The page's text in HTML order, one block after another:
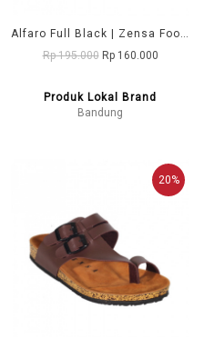
Alfaro Full Black | Zensa Footwear Sandal Jepit Pria Casual
Rp 195.000 Rp 160.000
Produk Lokal Brand
Bandung
20%